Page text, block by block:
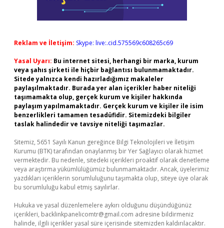
Reklam ve İletişim: Skype: live:.cid.575569c608265c69
Yasal Uyarı: Bu internet sitesi, herhangi bir marka, kurum
veya şahıs şirketi ile hiçbir bağlantısı bulunmamaktadır.
Sitede yalnızca kendi hazırladığımız makaleler
paylaşılmaktadır. Burada yer alan içerikler haber niteliği
taşımamakta olup, gerçek kurum ve kişiler hakkında
paylaşım yapılmamaktadır. Gerçek kurum ve kişiler ile isim
benzerlikleri tamamen tesadüfidir. Sitemizdeki bilgiler
taslak halindedir ve tavsiye niteliği taşımazlar.
Sitemiz, 5651 Sayılı Kanun gereğince Bilgi Teknolojileri ve İletişim
Kurumu (BTK) tarafından onaylanmış bir Yer Sağlayıcı olarak hizmet
vermektedir. Bu nedenle, sitedeki içerikleri proaktif olarak denetleme
veya araştırma yükümlülüğümüz bulunmamaktadır. Ancak, üyelerimiz
yazdıkları içeriklerin sorumluluğunu taşımakta olup, siteye üye olarak
bu sorumluluğu kabul etmiş sayılırlar.
Hukuka ve yasal düzenlemelere aykırı olduğunu düşündüğünüz
içerikleri, backlinkpanelicomtr@gmail.com adresine bildirmeniz
halinde, ilgili içerikler yasal süre içerisinde sitemizden kaldırılacaktır.